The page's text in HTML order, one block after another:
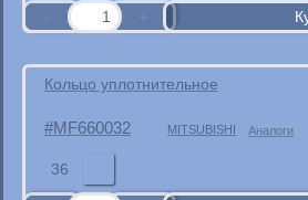
Кольцо уплотнительное
MF660032 MITSUBISHI Аналоги
36